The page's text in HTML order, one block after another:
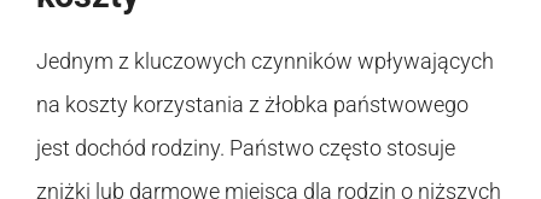
Jednym z kluczowych czynników wpływających
na koszty korzystania z żłobka państwowego
jest dochód rodziny. Państwo często stosuje
zniżki lub darmowe miejsca dla rodzin o niższych